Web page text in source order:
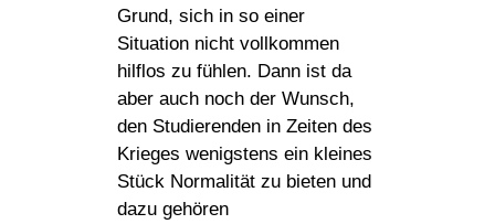
Grund, sich in so einer
Situation nicht vollkommen
hilflos zu fühlen. Dann ist da
aber auch noch der Wunsch,
den Studierenden in Zeiten des
Krieges wenigstens ein kleines
Stück Normalität zu bieten und
dazu gehören